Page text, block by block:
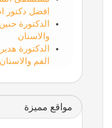
افضل دكتور
الدكتورة
والاسنان
الدكتورة
الفم والاسنان
مواقع مميزة